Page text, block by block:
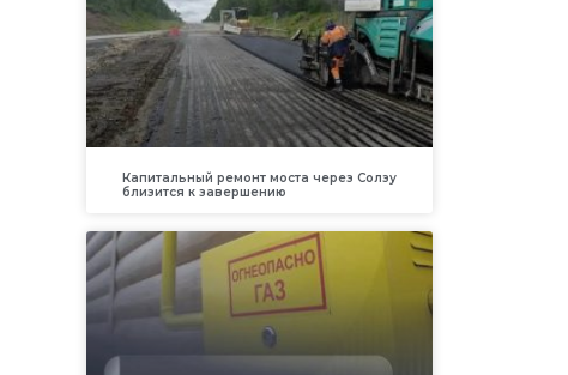
Капитальный ремонт моста через Солзу
близится к завершению